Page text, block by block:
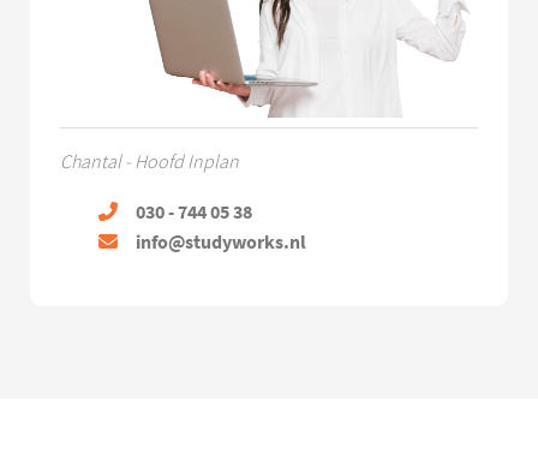
Chantal - Hoofd Inplan
030 - 744 05 38
info@studyworks.nl